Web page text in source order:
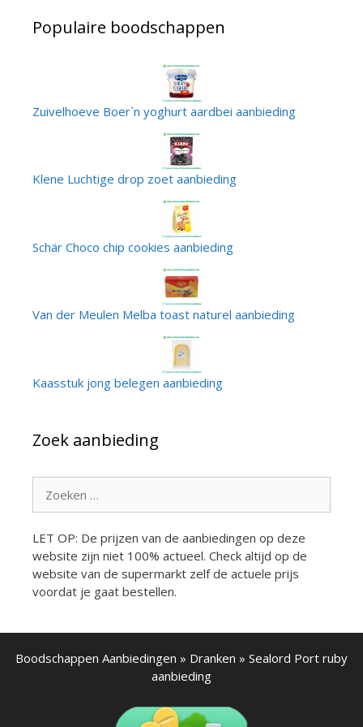
Populaire boodschappen
Zuivelhoeve Boer`n yoghurt aardbei aanbieding
Klene Luchtige drop zoet aanbieding
Schär Choco chip cookies aanbieding
Van der Meulen Melba toast naturel aanbieding
Kaasstuk jong belegen aanbieding
Zoek aanbieding
naar:
LET OP: De prijzen van de aanbiedingen op deze
website zijn niet 100% actueel. Check altijd op de
website van de supermarkt zelf de actuele prijs
voordat je gaat bestellen.
Boodschappen Aanbiedingen » Dranken » Sealord Port ruby
aanbieding